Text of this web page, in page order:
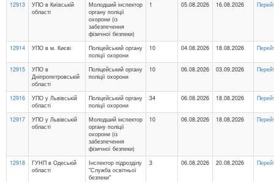
12913
УПО в Київській
області
Молодший інспектор
органу поліції
охорони (із
забезпечення
фізичної безпеки)
1 05.08.2026 16.08.2026
12914 УПО в м. Києві
Поліцейський органу
поліції охорони
10 04.08.2026 18.08.2026
12915
УПО в
Дніпропетровській
області
Поліцейський органу
поліції охорони
10 06.08.2026 03.09.2026
12916
УПО у Львівській
області
Поліцейський органу
поліції охорони
34 06.08.2026 18.08.2026
12917
УПО у Львівській
області
Молодший інспектор
органу поліції
охорони (із
забезпечення
фізичної безпеки)
10 06.08.2026 18.08.2026
12918
ГУНП в Одеській
області
Інспектор підрозділу
"Служба освітньої
безпеки"
3 06.08.2026 20.08.2026